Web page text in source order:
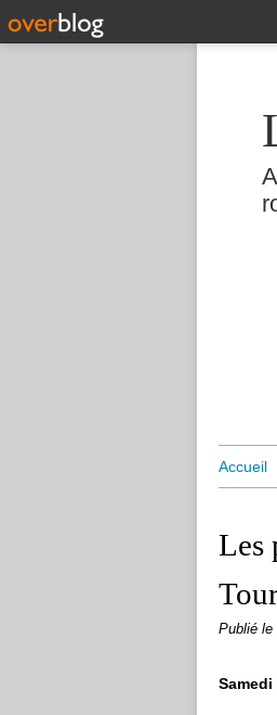
Accueil
Les
Publié le
Samedi